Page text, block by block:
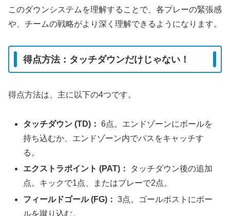
このダウンシステムを理解することで、各プレーの緊張感
や、チームの戦略がより深く理解できるようになります。
得点方法：タッチダウンだけじゃない！
得点方法は、主に以下の4つです。
タッチダウン (TD)： 6点。エンドゾーンにボールを
持ち込むか、エンドゾーン内でパスをキャッチす
る。
エクストラポイント (PAT)：
タッチダウン後の追加
点。キックで1点、またはプレーで2点。
フィールドゴール (FG)： 3点。ゴールポストにボー
ルを蹴り込む。